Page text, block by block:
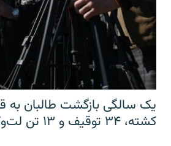
کشته، ۳۴ توقیف و ۱۳ تن لت‌وکوب شده‌اند